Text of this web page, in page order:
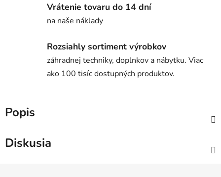
Vrátenie tovaru do 14 dní
na naše náklady
Rozsiahly sortiment výrobkov
záhradnej techniky, doplnkov a nábytku. Viac
ako 100 tisíc dostupných produktov.
Popis
Diskusia